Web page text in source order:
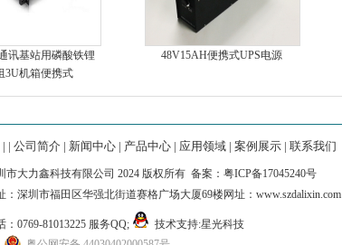
讯基站用磷酸铁锂
3U机箱便携式
48V15AH便携式UPS电源
| | 公司简介 | 新闻中心 | 产品中心 | 应用领域 | 案例展示 | 联系我们
市大力鑫科技有限公司 2024 版权所有 备案： 粤ICP备17045240号
：深圳市福田区华强北街道赛格广场大厦69楼网址：www.szdalixin.com
：0769-81013225 服务QQ; 技术支持:星光科技